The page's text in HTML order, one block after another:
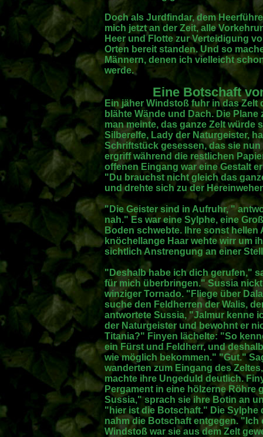
Doch als Jurdfindar, dem
mich jetzt an der Zeit, alle
Heer und Flotte zur Verteidigung
Orten bereit standen. Und so
Männern, denen ich vielleicht
werde.
Eine Botschaft
Ein jäher Windstoß fuhr in das
blähte Wände und Dach. Die
man meinte, das ganze Zelt würde
Silberelfe, Lady der Naturgeister,
Schriftstück gesessen, das sie
ergriff während die restlichen
offenen Eingang war eine Gestalt
"Du brauchst nicht gleich das
und drehte sich zu der
"Die Geister sind in Aufruhr, "
nah." Es war eine Sylphe, eine
Boden schwebte. Ihre sonst
knöchellange Haar wehte wirr um
sichtlich Anstrengung an einer
"Deshalb habe ich dich gerufen,"
für mich überbringen." Sussia
winziger Tornado. "Fliege über
suche den Feldherren der Walis,
antwortete Sussia, "Jalmur kenne
der Naturgeister und bewohnt er
Titania?" Finyen lächelte: "So
ein Fürst und Feldherr, und
wie möglich bekommen." "Gut."
wanderten zum Eingang des
machte ihre Ungeduld deutlich.
Pergament in eine hölzerne
Sussia," sprach sie ihre Botin an
"hier ist die Botschaft." Die Sylphe
nahm die Botschaft entgegen. "Ich
Windstoß war sie aus dem Zelt